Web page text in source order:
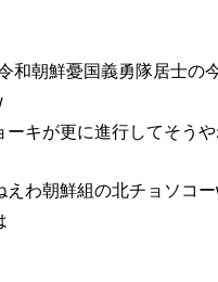
和朝鮮憂国義勇隊居士の
ーキが更に進行してそう
えわ朝鮮組の北チョソコ